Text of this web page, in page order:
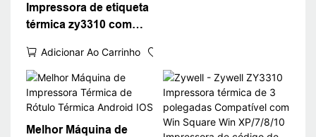
Impressora de etiqueta
térmica zy3310 com
de 3 polegadas 80mm
de 3 polegadas por
porta USB Wi -Fi
Intercating Label
Sticker Printer
Adicionar Ao Carrinho
Melhor Máquina de